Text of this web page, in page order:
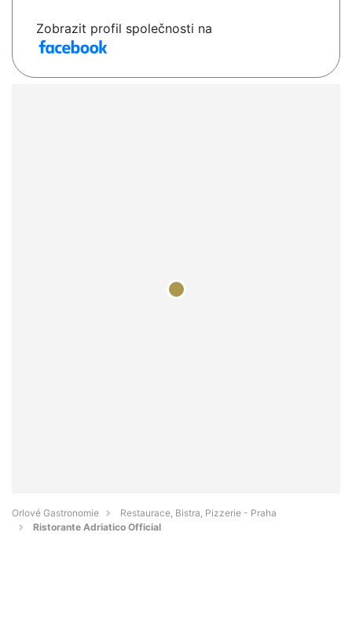
Zobrazit profil společnosti na
Orlové Gastronomie
Restaurace, Bistra, Pizzerie - Praha
Ristorante Adriatico Official